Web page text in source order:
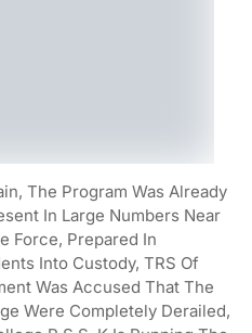
The Program Was Already
In Large Numbers Near
Force, Prepared In
Into Custody, TRS Of
Was Accused That The
Were Completely Derailed,